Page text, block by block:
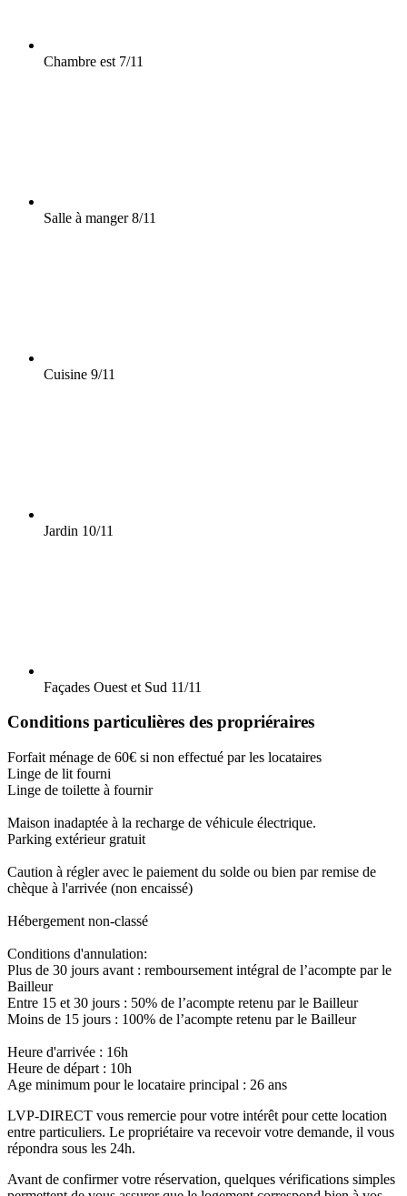
Chambre est 7/11
Salle à manger 8/11
Cuisine 9/11
Jardin 10/11
Façades Ouest et Sud 11/11
Conditions particulières des propriéraires
Forfait ménage de 60€ si non effectué par les locataires
Linge de lit fourni
Linge de toilette à fournir
Maison inadaptée à la recharge de véhicule électrique.
Parking extérieur gratuit
Caution à régler avec le paiement du solde ou bien par remise de
chèque à l'arrivée (non encaissé)
Hébergement non-classé
Conditions d'annulation:
Plus de 30 jours avant : remboursement intégral de l’acompte par le
Bailleur
Entre 15 et 30 jours : 50% de l’acompte retenu par le Bailleur
Moins de 15 jours : 100% de l’acompte retenu par le Bailleur
Heure d'arrivée : 16h
Heure de départ : 10h
Age minimum pour le locataire principal : 26 ans
LVP-DIRECT vous remercie pour votre intérêt pour cette location
entre particuliers. Le propriétaire va recevoir votre demande, il vous
répondra sous les 24h.
Avant de confirmer votre réservation, quelques vérifications simples